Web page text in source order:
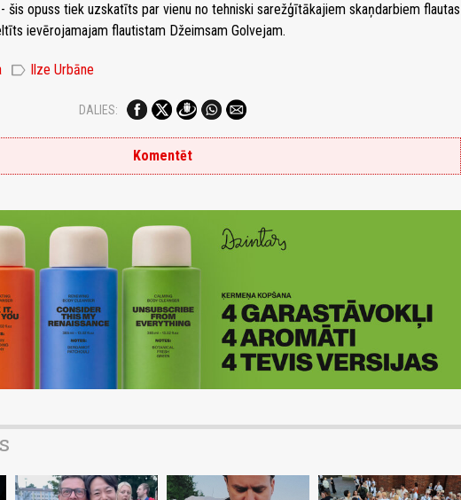
šis opuss tiek uzskatīts par vienu no tehniski sarežģītākajiem skaņdarbiem flautas
ievērojamajam flautistam Džeimsam Golvejam.
label Ilze Urbāne
DALIES:
Komentēt